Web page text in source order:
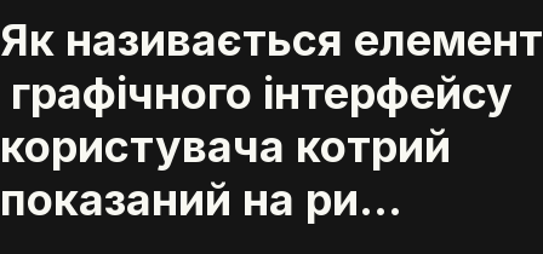
Як називається елемент
графічного інтерфейсу
користувача котрий
показаний на ри...